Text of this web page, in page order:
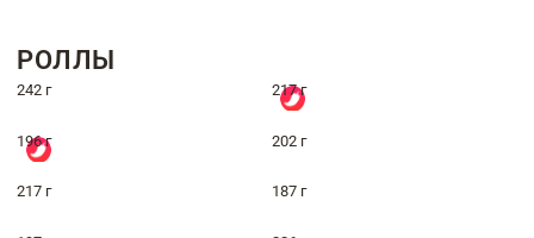
РОЛЛЫ
242 г 217 г
196 г 202 г
217 г 187 г